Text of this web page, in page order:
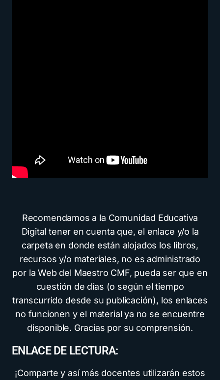
Recomendamos a la Comunidad Educativa
Digital tener en cuenta que, el enlace y/o la
carpeta en donde están alojados los libros,
recursos y/o materiales, no es administrado
por la Web del Maestro CMF, pueda ser que en
cuestión de días (o según el tiempo
transcurrido desde su publicación), los enlaces
no funcionen y el material ya no se encuentre
disponible. Gracias por su comprensión.
ENLACE DE LECTURA:
¡Comparte y así más docentes utilizarán estos